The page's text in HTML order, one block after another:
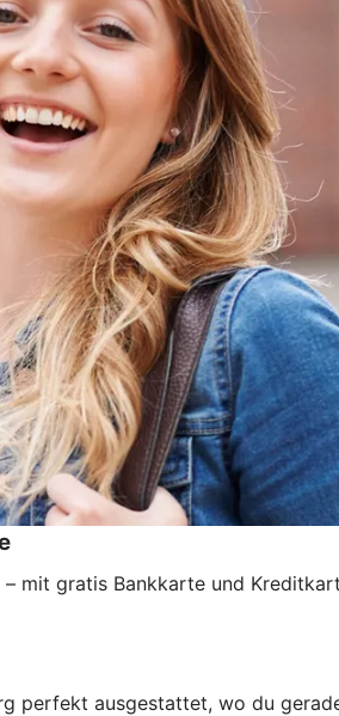
mit gratis Bankkarte und
perfekt ausgestattet, wo du